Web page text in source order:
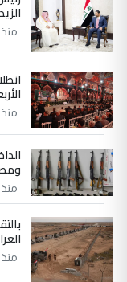
سردار
التعليق :
جنسية
الموضوع :
مضجعيك يابن
سردار
التعليق :
جنسية
ابا فرات ...
الموضوع :
مضجعيك يابن
منذ 6 دقيقة
منذ 6 ساعة
منذ 7
منذ 7